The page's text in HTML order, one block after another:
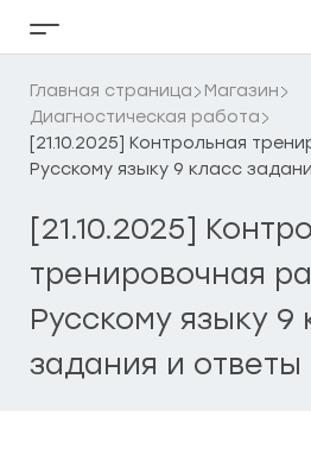
Кнопка
бокового
меню
Главная страница
Магазин
Диагностическая работа
[21.10.2025] Контрольная
Русскому языку 9 класс
[21.10.2025]
тренировочная
Русскому языку 9
задания и ответы